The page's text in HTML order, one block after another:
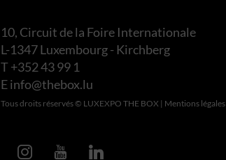
10, Circuit de la Foire Internationale
L-1347 Luxembourg - Kirchberg
T +352 43 99 1
Einfo@thebox.lu
Tous droits réservés © LUXEXPO THE BOX | Mentions légales